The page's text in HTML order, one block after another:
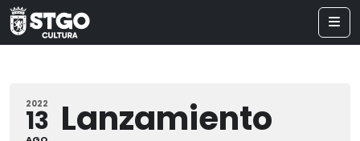
2022
13 Lanzamiento